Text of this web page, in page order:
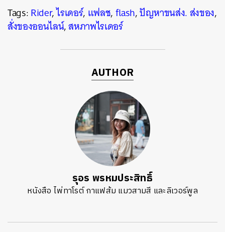
Tags:Rider,ไรเดอร์, แฟลช,flash,ปัญหาขนส่ง. ส่งของ,
สั่งของออนไลน์,สหภาพไรเดอร์
AUTHOR
รุอร พรหมประสิทธิ์
หนังสือ ไพ่ทาโรต์ กาแฟส้ม แมวสามสี และลิเวอร์พูล